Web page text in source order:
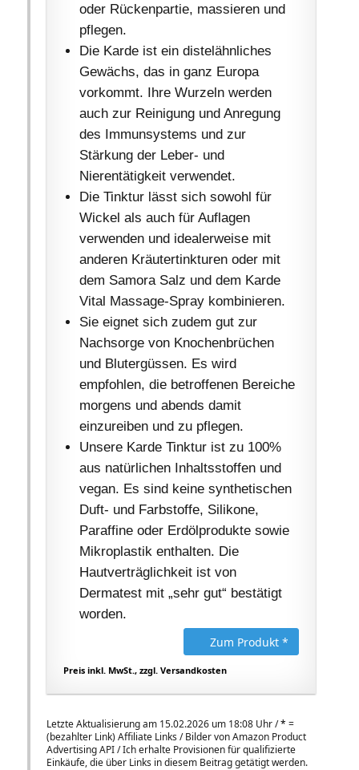
oder Rückenpartie, massieren und
pflegen.
Die Karde ist ein distelähnliches
Gewächs, das in ganz Europa
vorkommt. Ihre Wurzeln werden
auch zur Reinigung und Anregung
des Immunsystems und zur
Stärkung der Leber- und
Nierentätigkeit verwendet.
Die Tinktur lässt sich sowohl für
Wickel als auch für Auflagen
verwenden und idealerweise mit
anderen Kräutertinkturen oder mit
dem Samora Salz und dem Karde
Vital Massage-Spray kombinieren.
Sie eignet sich zudem gut zur
Nachsorge von Knochenbrüchen
und Blutergüssen. Es wird
empfohlen, die betroffenen Bereiche
morgens und abends damit
einzureiben und zu pflegen.
Unsere Karde Tinktur ist zu 100%
aus natürlichen Inhaltsstoffen und
vegan. Es sind keine synthetischen
Duft- und Farbstoffe, Silikone,
Paraffine oder Erdölprodukte sowie
Mikroplastik enthalten. Die
Hautverträglichkeit ist von
Dermatest mit „sehr gut“ bestätigt
worden.
Zum Produkt *
Preis inkl. MwSt., zzgl. Versandkosten
Letzte Aktualisierung am 15.02.2026 um 18:08 Uhr /* =
(bezahlter Link) Affiliate Links / Bilder von Amazon Product
Advertising API / Ich erhalte Provisionen für qualifizierte
Einkäufe, die über Links in diesem Beitrag getätigt werden.